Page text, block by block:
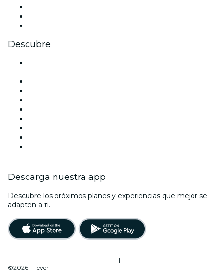
Descubre
Descarga nuestra app
Descubre los próximos planes y experiencias que mejor se
adapten a ti.
| |
©2026 - Fever